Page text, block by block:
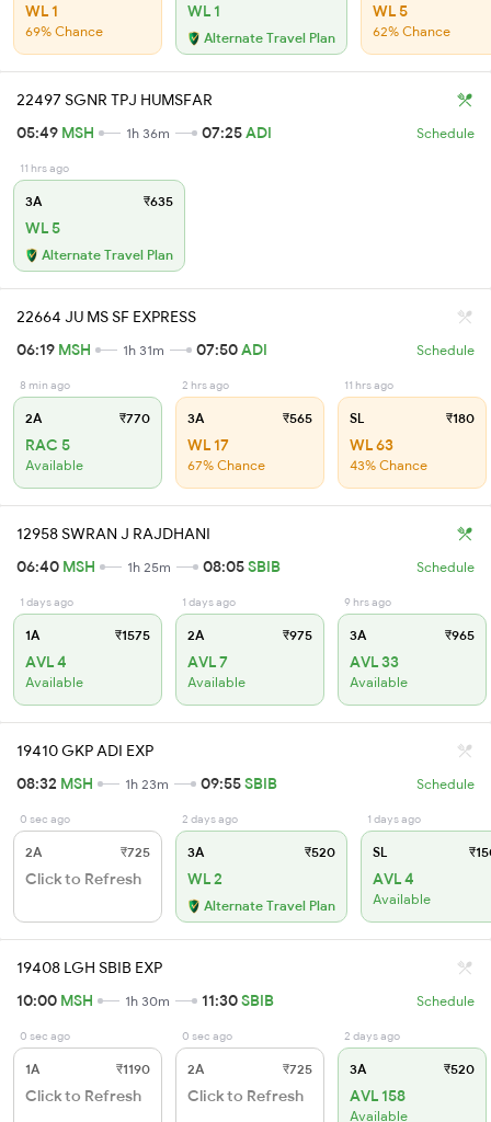
WL 1
69% Chance
WL 1
Alternate Travel Plan
WL 5
62% Chance
22497 SGNR TPJ HUMSFAR
05:49 MSH 1h 36m 07:25ADI Schedule
11 hrs ago
3A ₹635
WL 5
Alternate Travel Plan
22664 JU MS SF EXPRESS
06:19 MSH 1h 31m 07:50ADI Schedule
8 min ago
2A ₹770
RAC 5
Available
2 hrs ago
3A ₹565
WL 17
67% Chance
11 hrs ago
SL ₹180
WL 63
43% Chance
12958 SWRAN J RAJDHANI
06:40 MSH 1h 25m 08:05SBIB Schedule
1 days ago
1A ₹1575
AVL 4
Available
1 days ago
2A ₹975
AVL 7
Available
9 hrs ago
3A ₹965
AVL 33
Available
19410 GKP ADI EXP
08:32 MSH 1h 23m 09:55SBIB Schedule
0 sec ago
2A ₹725
Click to Refresh
2 days ago
3A ₹520
WL 2
Alternate Travel Plan
1 days ago
SL
AVL 4
Available
19408 LGH SBIB EXP
10:00 MSH 1h 30m 11:30SBIB Schedule
0 sec ago
1A ₹1190
Click to Refresh
0 sec ago
2A ₹725
Click to Refresh
2 days ago
3A ₹520
AVL 158
Available